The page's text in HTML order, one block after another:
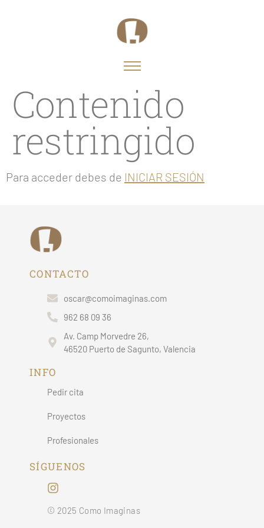
Contenido
restringido
Para acceder debes de INICIAR SESIÓN
CONTACTO
oscar@comoimaginas.com
962 68 09 36
Av. Camp Morvedre 26,
46520 Puerto de Sagunto, Valencia
INFO
Pedir cita
Proyectos
Profesionales
SÍGUENOS
© 2025 Como Imaginas